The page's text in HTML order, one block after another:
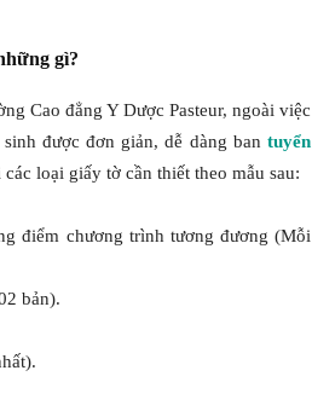
gì?
Cao đẳng Y Dược Pasteur, ngoài việc
được đơn giản, dễ dàng ban tuyển
loại giấy tờ cần thiết theo mẫu sau:
điểm chương trình tương đương (Mỗi
bản).